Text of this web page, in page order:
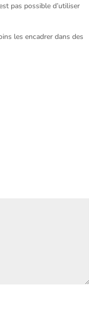
pas possible d’utiliser
les encadrer dans des